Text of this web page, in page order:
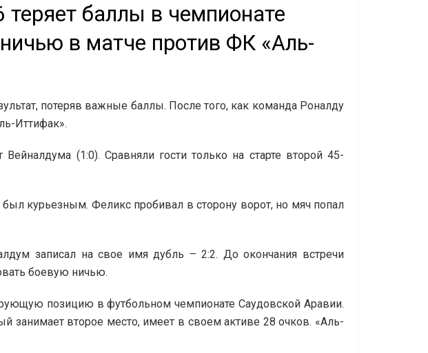
баллы в чемпионате
в матче против ФК «Аль-
потеряв важные баллы. После того, как команда Роналду
Иттифак».
(1:0). Сравняли гости только на старте второй 45-
курьезным. Феликс пробивал в сторону ворот, но мяч попал
записал на свое имя дубль – 2:2. До окончания встречи
боевую ничью.
позицию в футбольном чемпионате Саудовской Аравии.
занимает второе место, имеет в своем активе 28 очков. «Аль-